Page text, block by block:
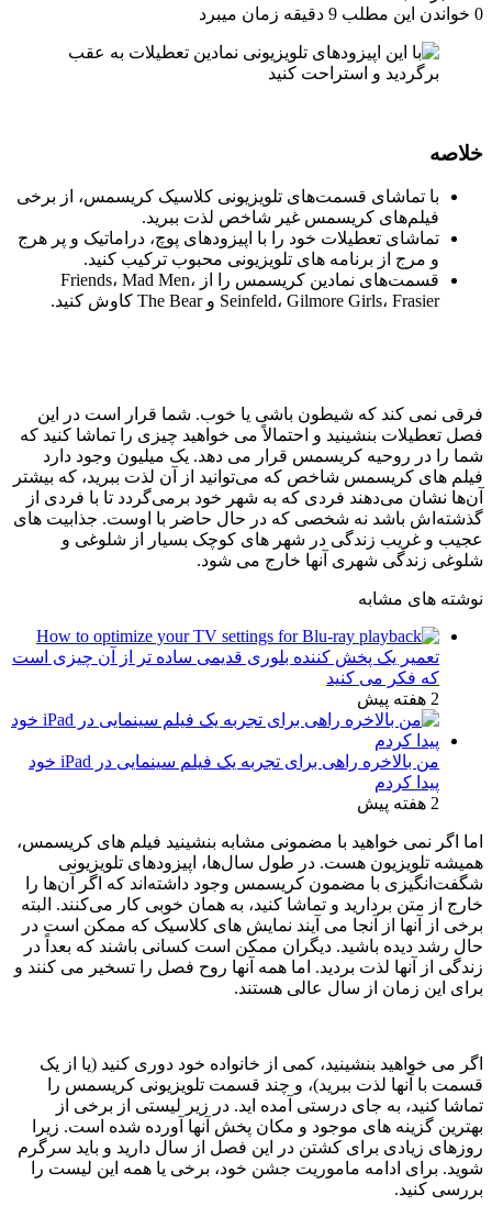
0 خواندن این مطلب 9 دقیقه زمان میبرد
خلاصه
با تماشای قسمت‌های تلویزیونی کلاسیک کریسمس، از برخی
فیلم‌های کریسمس غیر شاخص لذت ببرید.
تماشای تعطیلات خود را با اپیزودهای پوچ، دراماتیک و پر هرج
و مرج از برنامه های تلویزیونی محبوب ترکیب کنید.
قسمت‌های نمادین کریسمس را از Friends، Mad Men،
Seinfeld، Gilmore Girls، Frasier و The Bear کاوش کنید.
فرقی نمی کند که شیطون باشی یا خوب. شما قرار است در این
فصل تعطیلات بنشینید و احتمالاً می خواهید چیزی را تماشا کنید که
شما را در روحیه کریسمس قرار می دهد. یک میلیون وجود دارد
فیلم های کریسمس شاخص که می‌توانید از آن لذت ببرید، که بیشتر
آن‌ها نشان می‌دهند فردی که به شهر خود برمی‌گردد تا با فردی از
گذشته‌اش باشد نه شخصی که در حال حاضر با اوست. جذابیت های
عجیب و غریب زندگی در شهر های کوچک بسیار از شلوغی و
شلوغی زندگی شهری آنها خارج می شود.
نوشته های مشابه
تعمیر یک پخش کننده بلوری قدیمی ساده تر از آن چیزی است
که فکر می کنید
2 هفته پیش
من بالاخره راهی برای تجربه یک فیلم سینمایی در iPad خود
پیدا کردم
2 هفته پیش
اما اگر نمی خواهید با مضمونی مشابه بنشینید فیلم های کریسمس،
همیشه تلویزیون هست. در طول سال‌ها، اپیزودهای تلویزیونی
شگفت‌انگیزی با مضمون کریسمس وجود داشته‌اند که اگر آن‌ها را
خارج از متن بردارید و تماشا کنید، به همان خوبی کار می‌کنند. البته
برخی از آنها از آنجا می آیند نمایش های کلاسیک که ممکن است در
حال رشد دیده باشید. دیگران ممکن است کسانی باشند که بعداً در
زندگی از آنها لذت بردید. اما همه آنها روح فصل را تسخیر می کنند و
برای این زمان از سال عالی هستند.
اگر می خواهید بنشینید، کمی از خانواده خود دوری کنید (یا از یک
قسمت با آنها لذت ببرید)، و چند قسمت تلویزیونی کریسمس را
تماشا کنید، به جای درستی آمده اید. در زیر لیستی از برخی از
بهترین گزینه های موجود و مکان پخش آنها آورده شده است. زیرا
روزهای زیادی برای کشتن در این فصل از سال دارید و باید سرگرم
شوید. برای ادامه ماموریت جشن خود، برخی یا همه این لیست را
بررسی کنید.